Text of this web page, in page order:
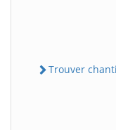
Trouver